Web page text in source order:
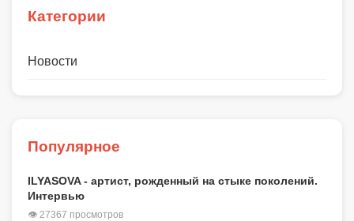
Категории
Новости
Популярное
ILYASOVA - артист, рожденный на стыке поколений.
Интервью
👁 27367 просмотров